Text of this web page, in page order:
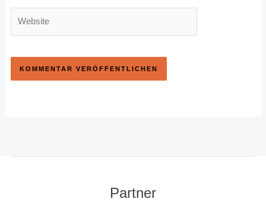
Website
Partner